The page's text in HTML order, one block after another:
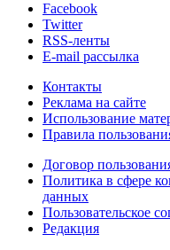
Facebook
Twitter
RSS-ленты
E-mail рассылка
Контакты
Реклама на сайте
Использование
Правила
Договор
Политика в сфере
данных
Пользовательское
Редакция